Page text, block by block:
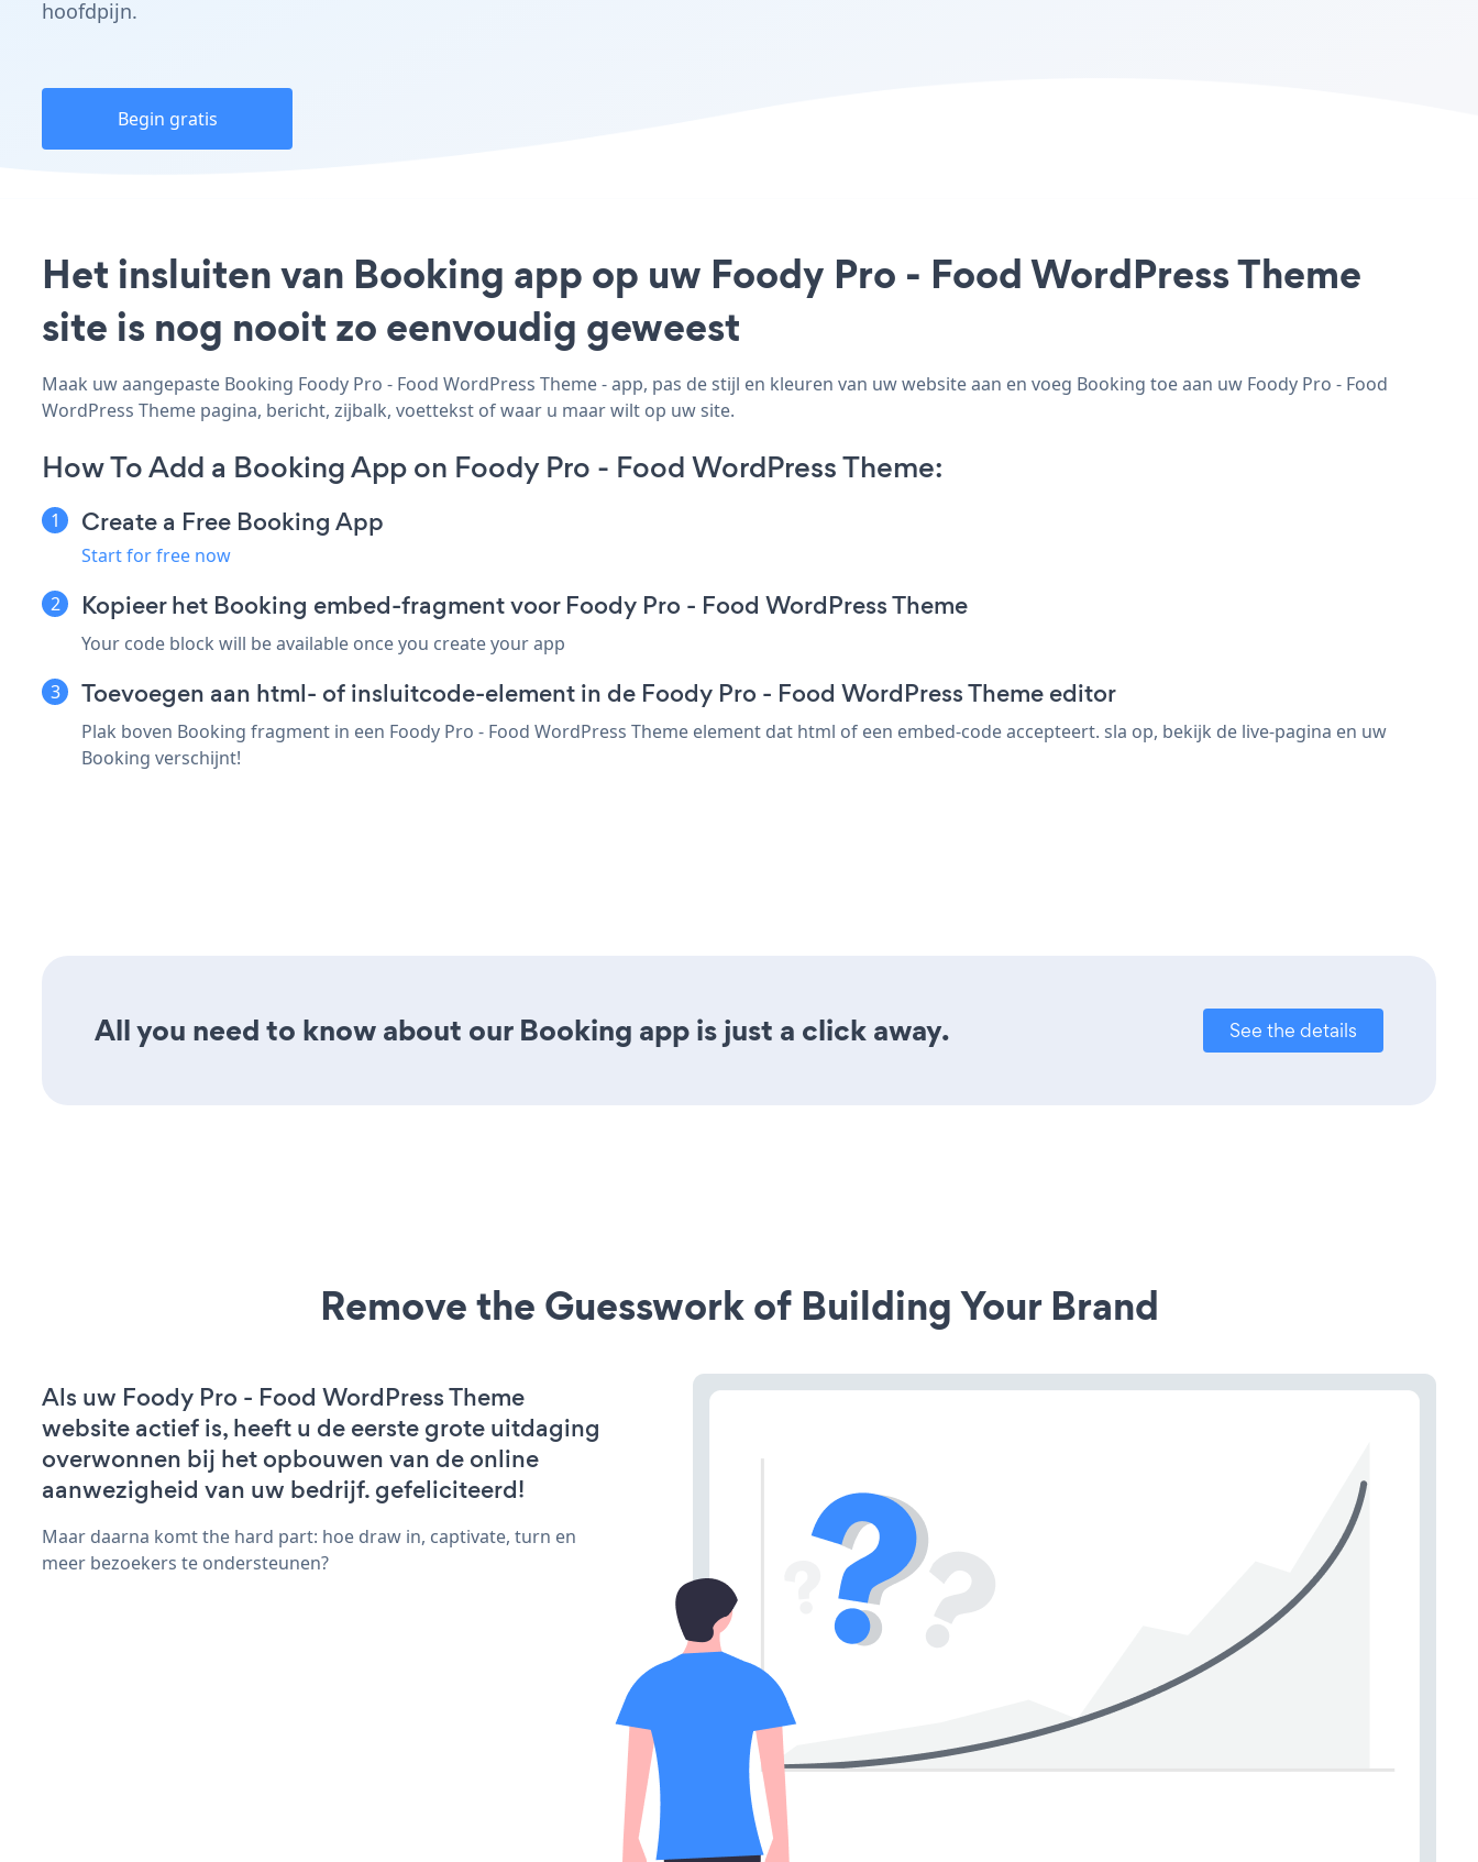
hoofdpijn.
Begin gratis
Het insluiten van Booking app op uw Foody Pro - Food WordPress Theme
site is nog nooit zo eenvoudig geweest
Maak uw aangepaste Booking Foody Pro - Food WordPress Theme - app, pas de stijl en kleuren van uw website aan en voeg Booking toe aan uw Foody Pro - Food
WordPress Theme pagina, bericht, zijbalk, voettekst of waar u maar wilt op uw site.
How To Add a Booking App on Foody Pro - Food WordPress Theme:
Create a Free Booking App
Start for free now
Kopieer het Booking embed-fragment voor Foody Pro - Food WordPress Theme
Your code block will be available once you create your app
Toevoegen aan html- of insluitcode-element in de Foody Pro - Food WordPress Theme editor
Plak boven Booking fragment in een Foody Pro - Food WordPress Theme element dat html of een embed-code accepteert. sla op, bekijk de live-pagina en uw
Booking verschijnt!
All you need to know about our Booking app is just a click away. See the details
Remove the Guesswork of Building Your Brand
Als uw Foody Pro - Food WordPress Theme
website actief is, heeft u de eerste grote uitdaging
overwonnen bij het opbouwen van de online
aanwezigheid van uw bedrijf. gefeliciteerd!
Maar daarna komt the hard part: hoe draw in, captivate, turn en
meer bezoekers te ondersteunen?